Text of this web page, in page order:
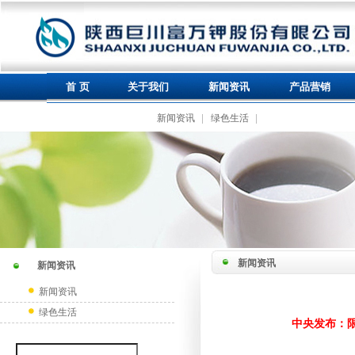
首 页 关于我们 新闻资讯 产品营销
新闻资讯 绿色生活
新闻资讯
新闻资讯
绿色生活
新闻资讯
中央发布：